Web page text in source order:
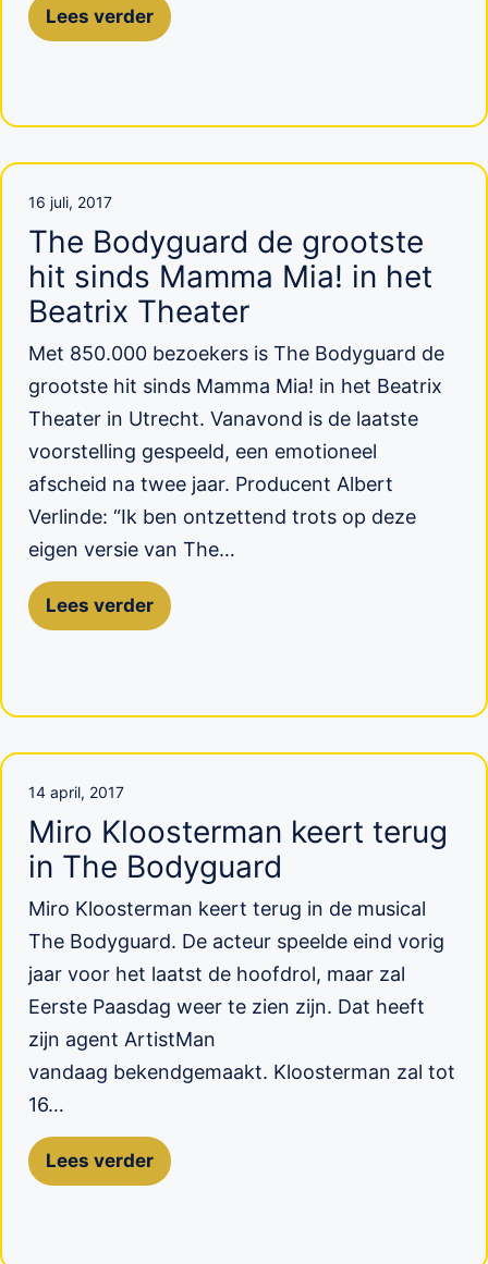
Lees verder
16 juli, 2017
The Bodyguard de grootste
hit sinds Mamma Mia! in het
Beatrix Theater
Met 850.000 bezoekers is The Bodyguard de
grootste hit sinds Mamma Mia! in het Beatrix
Theater in Utrecht. Vanavond is de laatste
voorstelling gespeeld, een emotioneel
afscheid na twee jaar. Producent Albert
Verlinde: “Ik ben ontzettend trots op deze
eigen versie van The…
Lees verder
14 april, 2017
Miro Kloosterman keert terug
in The Bodyguard
Miro Kloosterman keert terug in de musical
The Bodyguard. De acteur speelde eind vorig
jaar voor het laatst de hoofdrol, maar zal
Eerste Paasdag weer te zien zijn. Dat heeft
zijn agent ArtistMan
vandaag bekendgemaakt. Kloosterman zal tot
16…
Lees verder